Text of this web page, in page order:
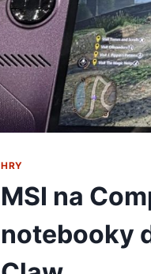
HRY
MSI na
notebooky